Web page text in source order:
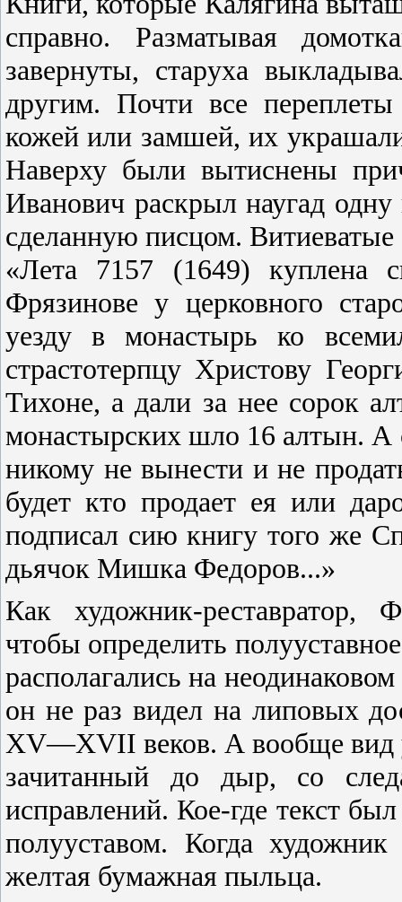
справно. Разматывая
завернуты, старуха
другим. Почти все
кожей или замшей, их
Наверху были вытиснены
Иванович раскрыл наугад
сделанную писцом.
«Лета 7157 (1649) куплена
Фрязинове у церковного
уезду в монастырь ко
страстотерпцу Христову
Тихоне, а дали за нее сорок
монастырских шло 16 алтын. А
никому не вынести и не
будет кто продает ея или
подписал сию книгу того же
дьячок Мишка Федоров...»
Как художник-реставратор,
чтобы определить
располагались на
он не раз видел на липовых
XV—XVII веков. А вообще вид
зачитанный до дыр, со
исправлений. Кое-где текст
полууставом. Когда
желтая бумажная пыльца.